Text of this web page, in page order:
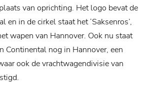
van oprichting. Het logo bevat de
en in de cirkel staat het ‘Saksenros’,
wapen van Hannover. Ook nu staat
Continental nog in Hannover, een
ook de vrachtwagendivisie van